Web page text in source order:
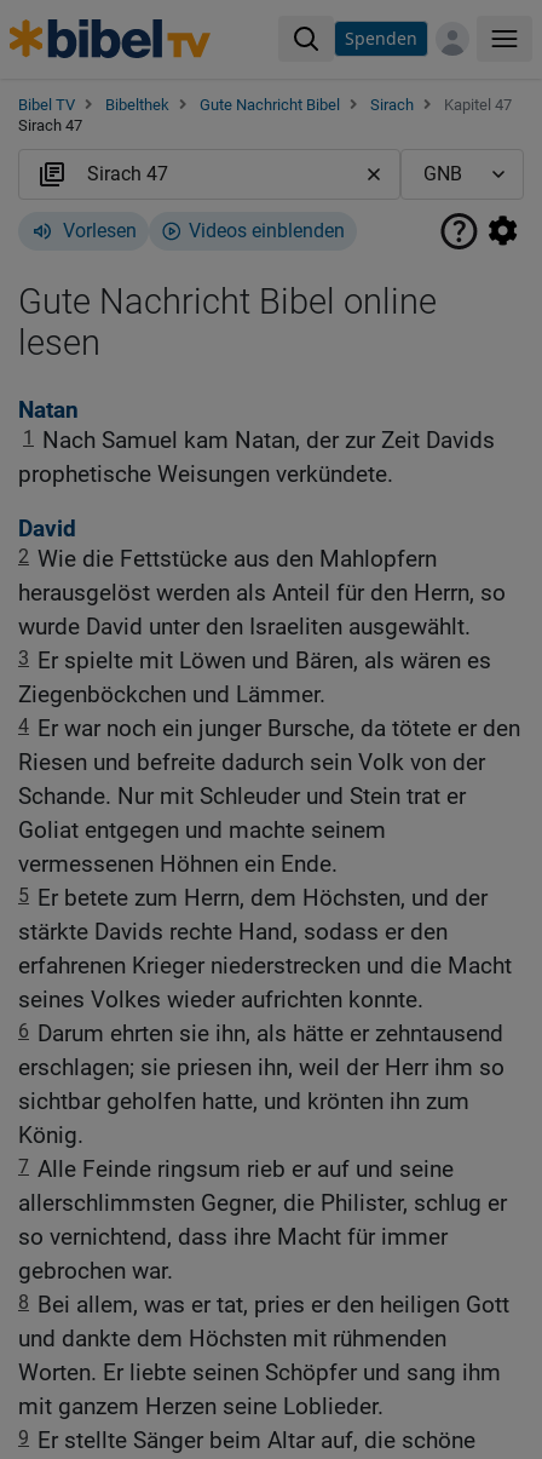
Spenden
Bibel TV Bibelthek Gute Nachricht Bibel Sirach
Kapitel 47
Sirach 47
Vorlesen Videos einblenden
Gute Nachricht Bibel online
lesen
Natan
1
Nach Samuel kam Natan, der zur Zeit Davids
prophetische Weisungen verkündete.
David
2 Wie die Fettstücke aus den Mahlopfern
herausgelöst werden als Anteil für den Herrn, so
wurde David unter den Israeliten ausgewählt.
3 Er spielte mit Löwen und Bären, als wären es
Ziegenböckchen und Lämmer.
4 Er war noch ein junger Bursche, da tötete er den
Riesen und befreite dadurch sein Volk von der
Schande. Nur mit Schleuder und Stein trat er
Goliat entgegen und machte seinem
vermessenen Höhnen ein Ende.
5 Er betete zum Herrn, dem Höchsten, und der
stärkte Davids rechte Hand, sodass er den
erfahrenen Krieger niederstrecken und die Macht
seines Volkes wieder aufrichten konnte.
6 Darum ehrten sie ihn, als hätte er zehntausend
erschlagen; sie priesen ihn, weil der Herr ihm so
sichtbar geholfen hatte, und krönten ihn zum
König.
7 Alle Feinde ringsum rieb er auf und seine
allerschlimmsten Gegner, die Philister, schlug er
so vernichtend, dass ihre Macht für immer
gebrochen war.
8 Bei allem, was er tat, pries er den heiligen Gott
und dankte dem Höchsten mit rühmenden
Worten. Er liebte seinen Schöpfer und sang ihm
mit ganzem Herzen seine Loblieder.
9 Er stellte Sänger beim Altar auf, die schöne